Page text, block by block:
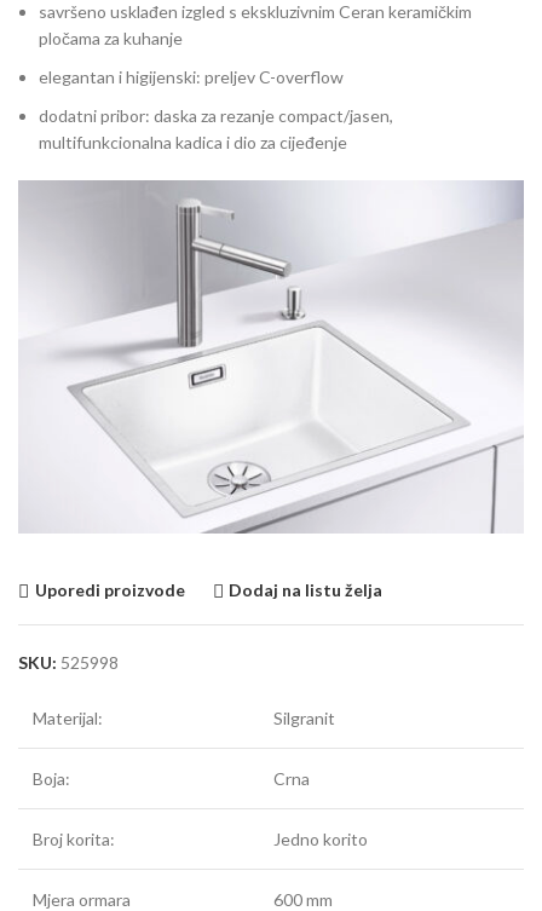
savršeno usklađen izgled s ekskluzivnim Ceran keramičkim
pločama za kuhanje
elegantan i higijenski: preljev C-overflow
dodatni pribor: daska za rezanje compact/jasen,
multifunkcionalna kadica i dio za cijeđenje
Uporedi proizvode Dodaj na listu želja
SKU: 525998
Materijal: Silgranit
Boja: Crna
Broj korita: Jedno korito
Mjera ormara 600 mm